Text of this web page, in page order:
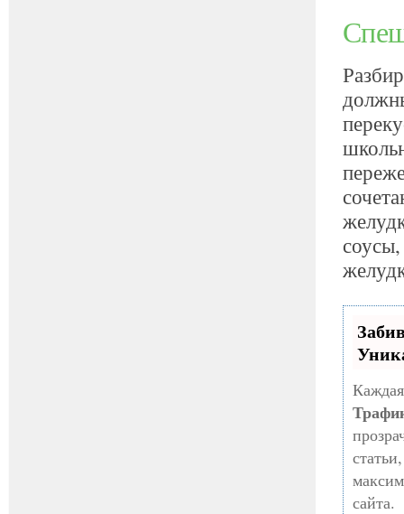
сайта.